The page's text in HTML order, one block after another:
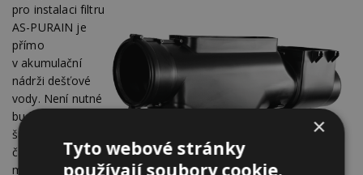
pro instalaci filtru
AS-PURAIN je
přímo
v akumulační
nádrži dešťové
vody. Není nutné
budovat další
šachtu. Všechny
části střechy tak
mohou být
×
Tyto webové stránky
používají soubory cookie.